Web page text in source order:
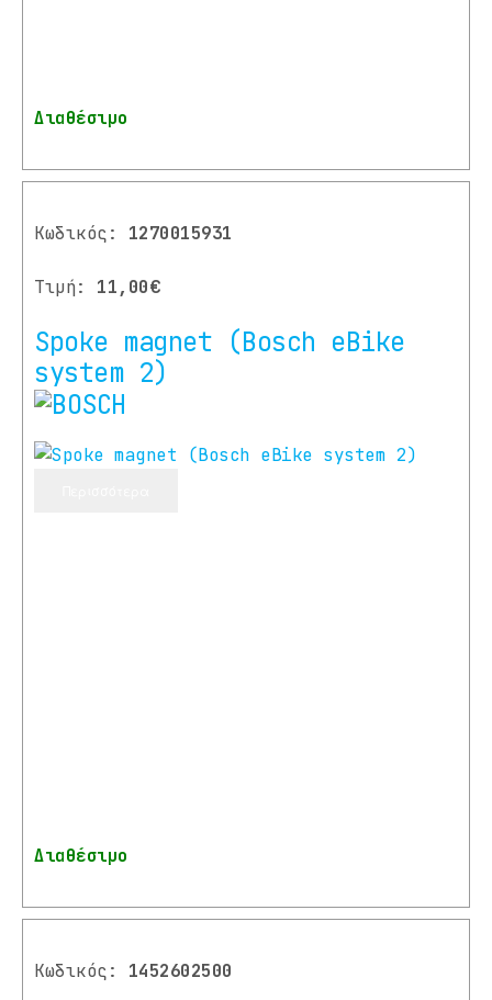
Διαθέσιμο
Κωδικός: 1270015931
Τιμή: 11,00€
Spoke magnet (Bosch eBike
system 2)
Διαθέσιμο
Κωδικός: 1452602500